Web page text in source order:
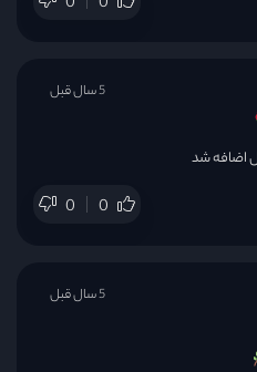
اضافه شد
0 0
5 سال قبل
5 سال قبل